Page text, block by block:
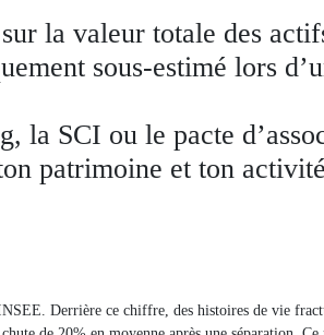
la valeur totale des
sous-estimé lors
la SCI ou le pacte
patrimoine et ton
Derrière ce chiffre, des histoires de vie